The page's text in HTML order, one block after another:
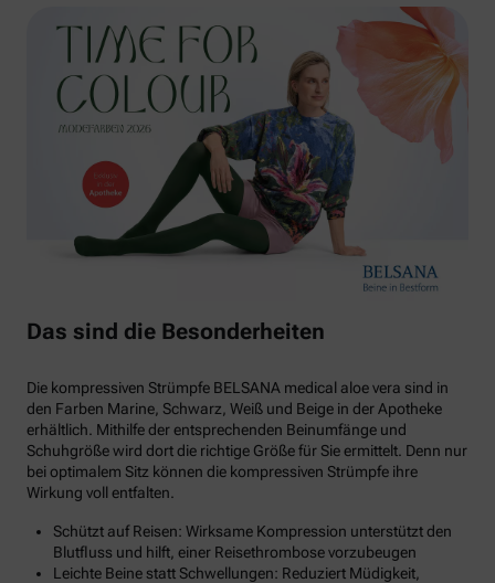
Das sind die Besonderheiten
Die kompressiven Strümpfe BELSANA medical aloe vera sind in
den Farben Marine, Schwarz, Weiß und Beige in der Apotheke
erhältlich. Mithilfe der entsprechenden Beinumfänge und
Schuhgröße wird dort die richtige Größe für Sie ermittelt. Denn nur
bei optimalem Sitz können die kompressiven Strümpfe ihre
Wirkung voll entfalten.
Schützt auf Reisen: Wirksame Kompression unterstützt den
Blutfluss und hilft, einer Reisethrombose vorzubeugen
Leichte Beine statt Schwellungen: Reduziert Müdigkeit,